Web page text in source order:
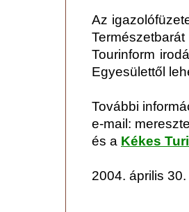
Az
Tourinform
Egyesülettől
További
e-mail:
és a Kékes
2004. április 30.